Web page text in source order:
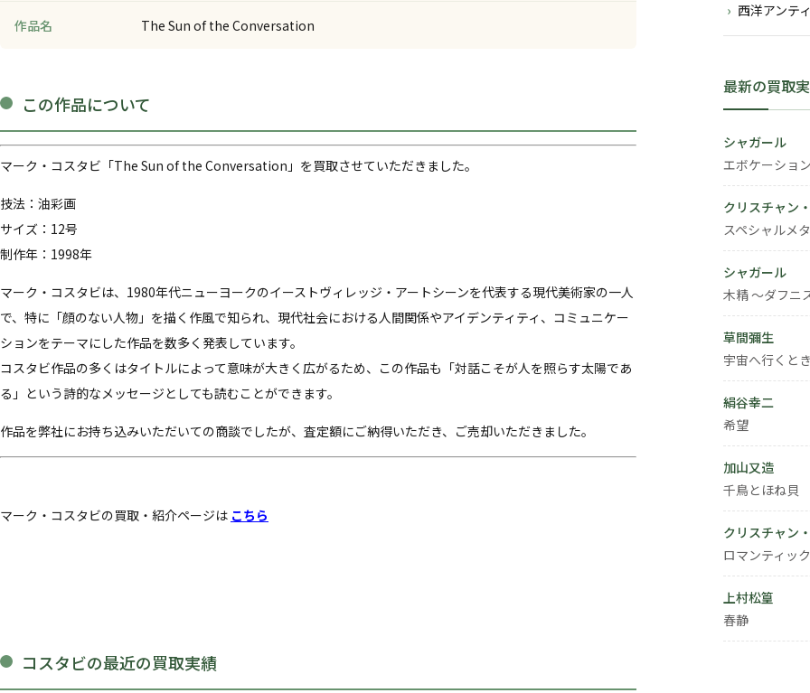
作品名 The Sun of the Conversation
この作品について
マーク・コスタビ「The Sun of the Conversation」を買取させていただきました。
技法：油彩画
サイズ：12号
制作年：1998年
マーク・コスタビは、1980年代ニューヨークのイーストヴィレッジ・アートシーンを代表する現代美術家の一人
で、特に「顔のない人物」を描く作風で知られ、現代社会における人間関係やアイデンティティ、コミュニケー
ションをテーマにした作品を数多く発表しています。
コスタビ作品の多くはタイトルによって意味が大きく広がるため、この作品も「対話こそが人を照らす太陽であ
る」という詩的なメッセージとしても読むことができます。
作品を弊社にお持ち込みいただいての商談でしたが、査定額にご納得いただき、ご売却いただきました。
マーク・コスタビの買取・紹介ページは こちら
コスタビの最近の買取実績
西洋アンテ
最新の買取
シャガール
エボケーション
クリスチャン
スペシャルメ
シャガール
木精 ～ダフニ
草間彌生
宇宙へ行くと
絹谷幸二
希望
加山又造
千鳥とほね貝
クリスチャン
ロマンティッ
上村松篁
春静